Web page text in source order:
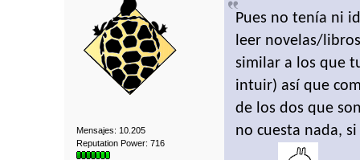
Mensajes: 10.205
Reputation Power: 716
Pues no tenía ni
leer novelas/
similar a los que
intuir) así que
de los dos que
no cuesta nada,